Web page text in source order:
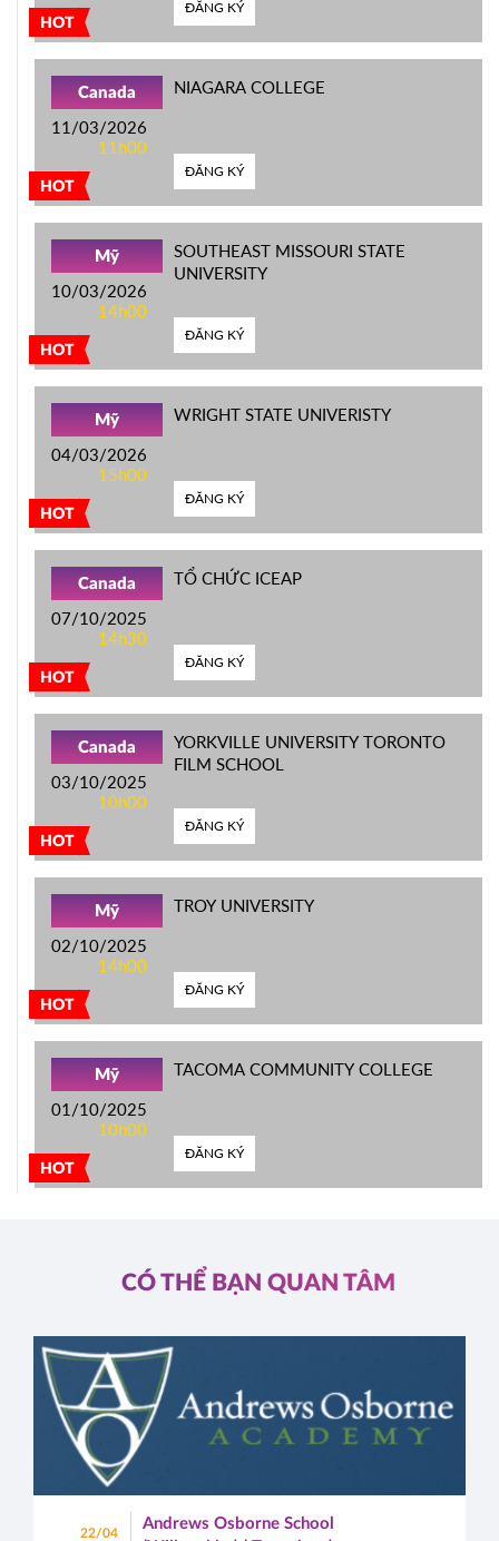
HOT
ĐĂNG KÝ
HOT
Canada
11/03/2026
11h00
NIAGARA COLLEGE
ĐĂNG KÝ
HOT
Mỹ
10/03/2026
14h00
SOUTHEAST MISSOURI STATE
UNIVERSITY
ĐĂNG KÝ
HOT
Mỹ
04/03/2026
15h00
WRIGHT STATE UNIVERISTY
ĐĂNG KÝ
HOT
Canada
07/10/2025
14h30
TỔ CHỨC ICEAP
ĐĂNG KÝ
HOT
Canada
03/10/2025
10h00
YORKVILLE UNIVERSITY TORONTO
FILM SCHOOL
ĐĂNG KÝ
HOT
Mỹ
02/10/2025
14h00
TROY UNIVERSITY
ĐĂNG KÝ
HOT
Mỹ
01/10/2025
10h00
TACOMA COMMUNITY COLLEGE
ĐĂNG KÝ
CÓ THỂ BẠN QUAN TÂM
22/04
Andrews Osborne School